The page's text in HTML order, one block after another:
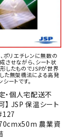
ポリエチレンに無数の
させながら、シート状
したものでJSPが世界
た無架橋法による高発
ートです。
・個人宅配送不
】 JSP 保温シート
農業資